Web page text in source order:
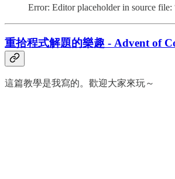
Error: Editor placeholder in source
重拾程式解題的樂趣 - Advent of
這篇教學是我寫的。歡迎大家來玩～